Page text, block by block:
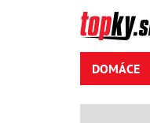
DOMÁCE